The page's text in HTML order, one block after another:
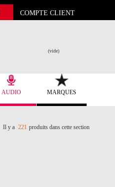
COMPTE CLIENT
(vide)
AUDIO MARQUES
Il y a 221 produits dans cette section